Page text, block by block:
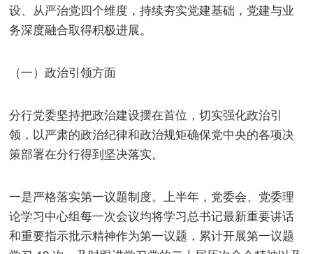
设、从严治党四个维度，持续夯实党建基础，党建与业
务深度融合取得积极进展。
（一）政治引领方面
分行党委坚持把政治建设摆在首位，切实强化政治引
领，以严肃的政治纪律和政治规矩确保党中央的各项决
策部署在分行得到坚决落实。
一是严格落实第一议题制度。上半年，党委会、党委理
论学习中心组每一次会议均将学习总书记最新重要讲话
和重要指示批示精神作为第一议题，累计开展第一议题